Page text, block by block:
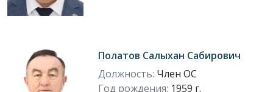
Полатов Салыхан Сабирович
Должность: Член ОС
Год рождения: 1959 г.